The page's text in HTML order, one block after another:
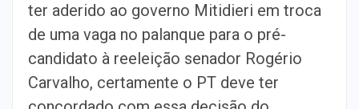
ter aderido ao governo Mitidieri em troca
de uma vaga no palanque para o pré-
candidato à reeleição senador Rogério
Carvalho, certamente o PT deve ter